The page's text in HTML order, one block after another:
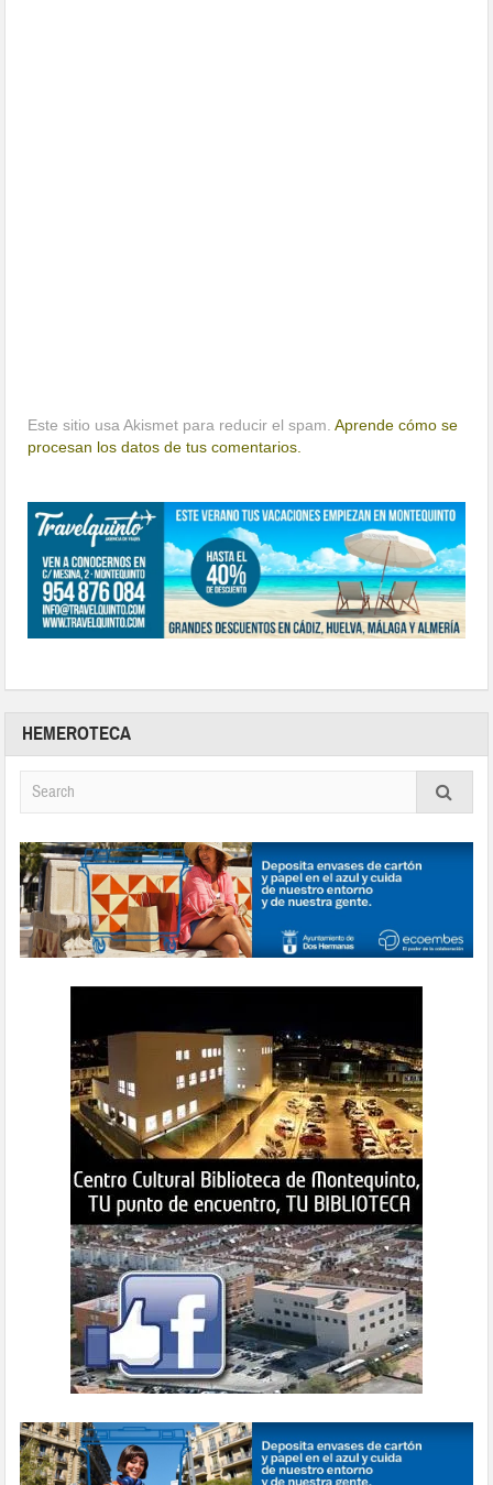
Este sitio usa Akismet para reducir el spam.Aprende cómo se
procesan los datos de tus comentarios.
HEMEROTECA